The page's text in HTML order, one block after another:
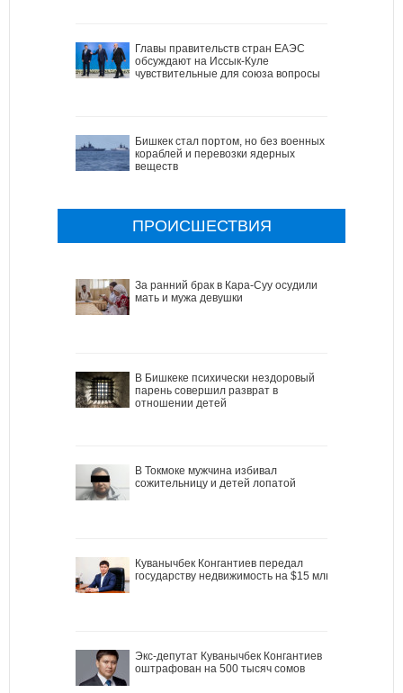
Главы правительств стран ЕАЭС
обсуждают на Иссык-Куле
чувствительные для союза вопросы
Бишкек стал портом, но без военных
кораблей и перевозки ядерных
веществ
ПРОИСШЕСТВИЯ
За ранний брак в Кара-Суу осудили
мать и мужа девушки
В Бишкеке психически нездоровый
парень совершил разврат в
отношении детей
В Токмоке мужчина избивал
сожительницу и детей лопатой
Куванычбек Конгантиев передал
государству недвижимость на $15 млн
Экс-депутат Куванычбек Конгантиев
оштрафован на 500 тысяч сомов